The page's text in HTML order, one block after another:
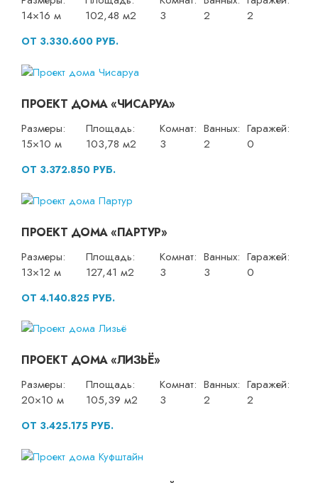
14×16 м
102,48 м2
3
2
2
ОТ 3.330.600 РУБ.
ПРОЕКТ ДОМА «ЧИСАРУА»
Размеры:
15×10 м
Площадь:
103,78 м2
Комнат:
3
Ванных:
2
Гаражей:
0
ОТ 3.372.850 РУБ.
ПРОЕКТ ДОМА «ПАРТУР»
Размеры:
13×12 м
Площадь:
127,41 м2
Комнат:
3
Ванных:
3
Гаражей:
0
ОТ 4.140.825 РУБ.
ПРОЕКТ ДОМА «ЛИЗЬЁ»
Размеры:
20×10 м
Площадь:
105,39 м2
Комнат:
3
Ванных:
2
Гаражей:
2
ОТ 3.425.175 РУБ.